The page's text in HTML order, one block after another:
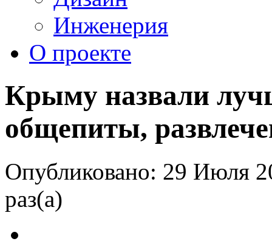
Инженерия
О проекте
Крыму назвали
общепиты,
Опубликовано: 29 Июля
раз(а)